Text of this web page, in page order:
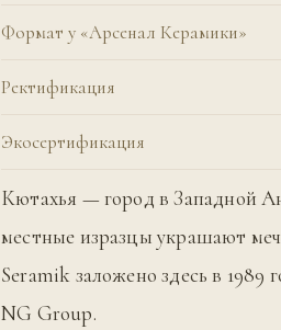
Формат у «Арсенал Керамики»
Ректификация
Экосертификация
Кютахья — город в Западной
местные изразцы украшают
Seramik заложено здесь в 1989
NG Group.